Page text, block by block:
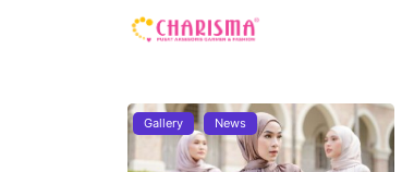
Gallery News